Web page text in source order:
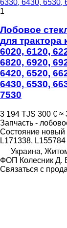
1
Лобовое
для трактора
6020, 6120,
6820, 6920,
6420, 6520,
6430, 6530,
7530
3 194 TJS 300 € ≈
Запчасть -
Состояние новый
L171338, L155784
Украина,
ФОП Колесник Д.
Связаться с